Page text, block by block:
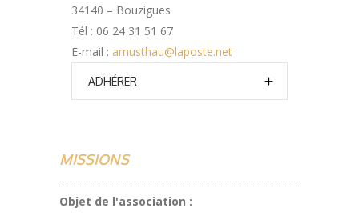
34140 – Bouzigues
Tél : 06 24 31 51 67
E-mail : amusthau@laposte.net
ADHÉRER
MISSIONS
Objet de l'association :